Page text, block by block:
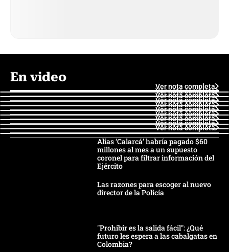
En video
Ver nota completa
Ver nota completa
Ver nota completa
Ver nota completa
Ver nota completa
Ver nota completa
Ver nota completa
Ver nota completa
Ver nota completa
Ver nota completa
Alias ‘Calarcá’ habría pagado $60
millones al mes a un supuesto
coronel para filtrar información del
Ejército
Las razones para escoger al nuevo
director de la Policía
"Prohibir es la salida fácil": ¿Qué
futuro les espera a las cabalgatas en
Colombia?